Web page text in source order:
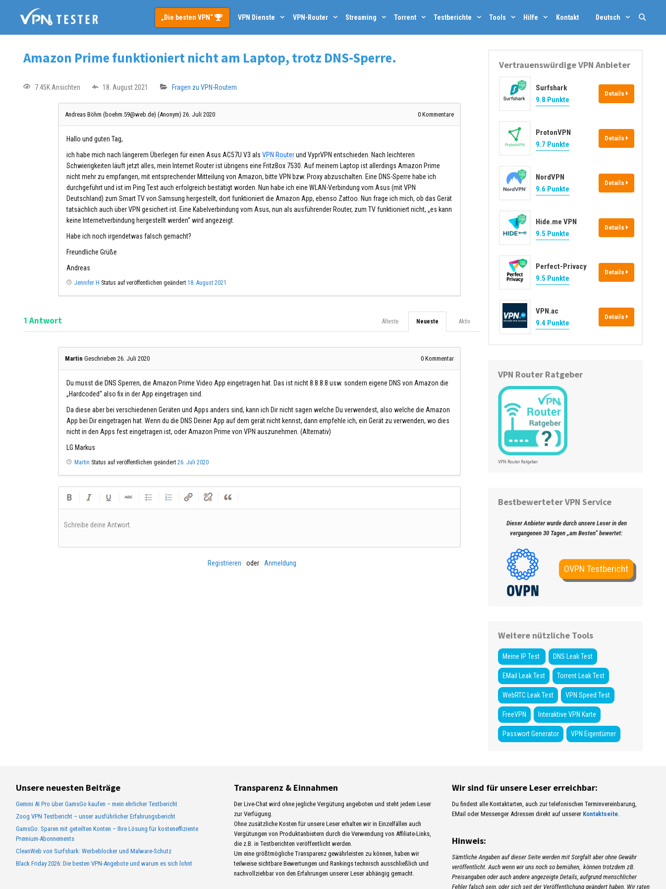
„Die besten VPN“ VPN Dienste VPN-Router Streaming Torrent Testberichte Tools Hilfe Kontakt Deutsch
Amazon Prime funktioniert nicht am Laptop, trotz DNS-Sperre.
7.45K Ansichten 18. August 2021 Fragen zu VPN-Routern
Andreas Böhm (boehm.59@web.de) (Anonym) 26. Juli 2020 0Kommentare
Hallo und guten Tag,
ich habe mich nach längerem Überlegen für einen Asus AC57U V3 als VPN Routerund VyprVPN entschieden. Nach leichteren
Schwierigkeiten läuft jetzt alles, mein Internet Router ist übrigens eine FritzBox 7530. Auf meinem Laptop ist allerdings Amazon Prime
nicht mehr zu empfangen, mit entsprechender Mitteilung von Amazon, bitte VPN bzw. Proxy abzuschalten. Eine DNS-Sperre habe ich
durchgeführt und ist im Ping Test auch erfolgreich bestätigt worden. Nun habe ich eine WLAN-Verbindung vom Asus (mit VPN
Deutschland) zum Smart TV von Samsung hergestellt, dort funktioniert die Amazon App, ebenso Zattoo. Nun frage ich mich, ob das Gerät
tatsächlich auch über VPN gesichert ist. Eine Kabelverbindung vom Asus, nun als ausführender Router, zum TV funktioniert nicht, „es kann
keine Internetverbindung hergestellt werden“ wird angezeigt.
Habe ich noch irgendetwas falsch gemacht?
Freundliche Grüße
Andreas
Jennifer H Status auf veröffentlichen geändert 18. August 2021
1 Antwort Aktiv
Neueste
Älteste
Martin Geschrieben 26. Juli 2020 0Kommentar
Du musst die DNS Sperren, die Amazon Prime Video App eingetragen hat. Das ist nicht 8.8.8.8 usw. sondern eigene DNS von Amazon die
„Hardcoded“ also fix in der App eingetragen sind.
Da diese aber bei verschiedenen Geräten und Apps anders sind, kann ich Dir nicht sagen welche Du verwendest, also welche die Amazon
App bei Dir eingetragen hat. Wenn du die DNS Deiner App auf dem gerät nicht kennst, dann empfehle ich, ein Gerät zu verwenden, wo dies
nicht in den Apps fest eingetragen ist, oder Amazon Prime von VPN auszunehmen. (Alternativ)
LG Markus
Martin Status auf veröffentlichen geändert 26. Juli 2020
Schreibe deine Antwort.
Registrieren oder Anmeldung
Vertrauenswürdige VPN Anbieter
Surfshark
9.8 Punkte
Details
ProtonVPN
9.7 Punkte
Details
NordVPN
9.6 Punkte
Details
Hide.me VPN
9.5 Punkte
Details
Perfect-Privacy
9.5 Punkte
Details
VPN.ac
9.4 Punkte
Details
VPN Router Ratgeber
VPN Router Ratgeber
Bestbewerteter VPN Service
Dieser Anbieter wurde durch unsere Leser in den
vergangenen 30 Tagen „am Besten“ bewertet:
OVPN Testbericht
Weitere nützliche Tools
Meine IP Test DNS Leak Test
EMail Leak Test Torrent Leak Test
WebRTC Leak Test VPN Speed Test
FreeVPN Interaktive VPN Karte
Passwort Generator VPN Eigentümer
Unsere neuesten Beiträge
Gemini AI Pro über GamsGo kaufen – mein ehrlicher Testbericht
Zoog VPN Testbericht – unser ausführlicher Erfahrungsbericht
GamsGo: Sparen mit geteilten Konten – Ihre Lösung für kosteneffiziente
Premium-Abonnements
CleanWeb von Surfshark: Werbeblocker und Malware-Schutz
Black Friday 2026: Die besten VPN-Angebote und warum es sich lohnt
Transparenz & Einnahmen
Der Live-Chat wird ohne jegliche Vergütung angeboten und steht jedem Leser
zur Verfügung.
Ohne zusätzliche Kosten für unsere Leser erhalten wir in Einzelfällen auch
Vergütungen von Produktanbietern durch die Verwendung von Affiliate-Links,
die z.B. in Testberichten veröffentlicht werden.
Um eine größtmögliche Transparenz gewährleisten zu können, haben wir
teilweise sichtbare Bewertungen und Rankings technisch ausschließlich und
nachvollziehbar von den Erfahrungen unserer Leser abhängig gemacht.
Wir sind für unsere Leser erreichbar:
Du findest alle Kontaktarten, auch zur telefonischen Terminvereinbarung,
EMail oder Messenger Adressen direkt auf unserer Kontaktseite.
Hinweis:
Sämtliche Angaben auf dieser Seite werden mit Sorgfalt aber ohne Gewähr
veröffentlicht. Auch wenn wir uns noch so bemühen, können trotzdem zB.
Preisangaben oder auch andere angezeigte Details, aufgrund menschlicher
Fehler falsch sein, oder sich seit der Veröffentlichung geändert haben. Wir raten